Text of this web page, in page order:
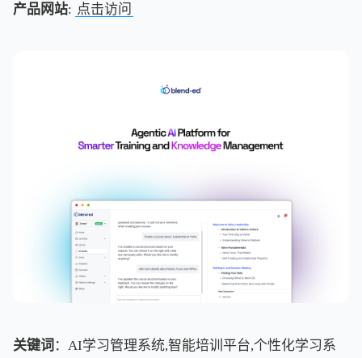
产品网站: 点击访问
关键词 ：AI学习管理系统,智能培训平台,个性化学习系